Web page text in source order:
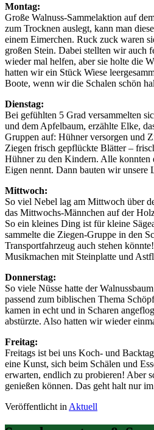
Montag:
Große Walnuss-Sammelaktion auf
zum Trocknen auslegt, kann man
einem Eimerchen. Ruck zuck waren
großen Stein. Dabei stellten wir auch
wieder mal helfen, aber sie holte die
hatten wir ein Stück Wiese
Boote, wenn wir die Schalen schön
Dienstag:
Bei gefühlten 5 Grad versammelten
und dem Apfelbaum, erzählte Elke,
Gruppen auf: Hühner versorgen und
Ziegen frisch gepflückte Blätter –
Hühner zu den Kindern. Alle konnten
Eigen nennt. Dann bauten wir unsere
Mittwoch:
So viel Nebel lag am Mittwoch über
das Mittwochs-Männchen auf der
So ein kleines Ding ist für kleine
sammelte die Ziegen-Gruppe in den
Transportfahrzeug auch stehen
Musikmachen mit Steinplatte und
Donnerstag:
So viele Nüsse hatte der
passend zum biblischen Thema
kamen in echt und in Scharen
abstürzte. Also hatten wir wieder
Freitag:
Freitags ist bei uns Koch- und
eine Kunst, sich beim Schälen und
erwarten, endlich zu probieren! Aber
genießen können. Das geht halt nur
Veröffentlicht in Aktuell